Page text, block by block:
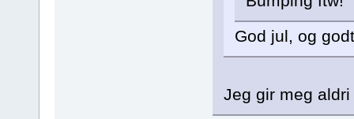
God jul, og
Jeg gir meg